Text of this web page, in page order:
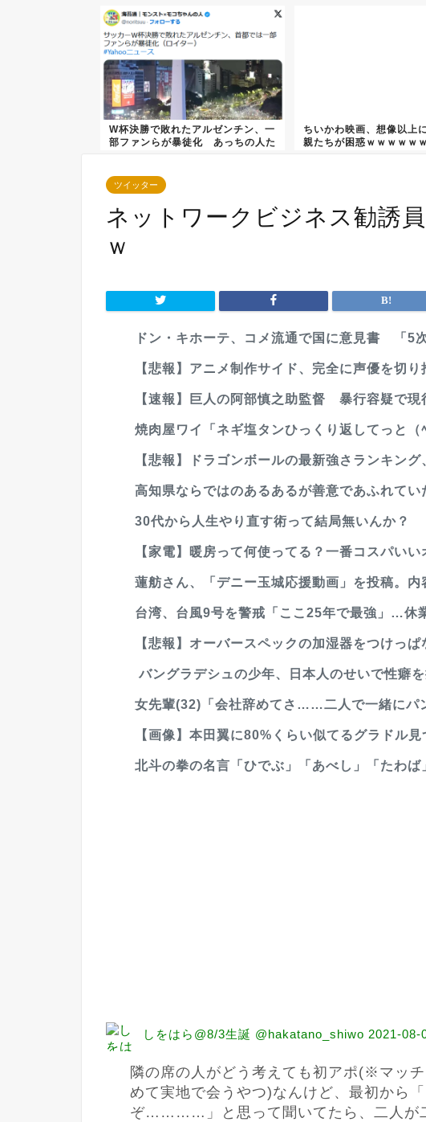
W杯決勝で敗れたアルゼンチン、一
部ファンらが暴徒化 あっちの人た
ちいかわ映画、想像以上
親たちが困惑ｗｗｗｗｗ
ツイッター
ネットワークビジネス勧誘
ｗ
ドン・キホーテ、コメ流通で国に意見書 「5
【悲報】アニメ制作サイド、完全に声優を切り
【速報】巨人の阿部慎之助監督 暴行容疑で
焼肉屋ワイ「ネギ塩タンひっくり返してっと
【悲報】ドラゴンボールの最新強さランキン
高知県ならではのあるあるが善意であふれてい
30代から人生やり直す術って結局無いんか？
【家電】暖房って何使ってる？一番コスパいい
蓮舫さん、「デニー玉城応援動画」を投稿。
台湾、台風9号を警戒「ここ25年で最強」…休
【悲報】オーバースペックの加湿器をつけっ
バングラデシュの少年、日本人のせいで性癖
女先輩(32)「会社辞めてさ……二人で一緒にパ
【画像】本田翼に80%くらい似てるグラドル見
北斗の拳の名言「ひでぶ」「あべし」「たわば
しをはら@8/3生誕 @hakatano_shiwo 2021-08-
隣の席の人がどう考えても初アポ(※マッ
めて実地で会うやつ)なんけど、最初から
ぞ…………」と思って聞いてたら、二人が